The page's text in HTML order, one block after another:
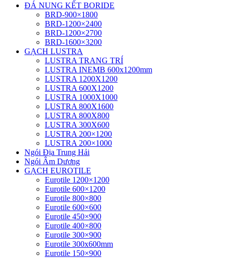
ĐÁ NUNG KẾT BORIDE
BRD-900×1800
BRD-1200×2400
BRD-1200×2700
BRD-1600×3200
GẠCH LUSTRA
LUSTRA TRANG TRÍ
LUSTRA INEMB 600x1200mm
LUSTRA 1200X1200
LUSTRA 600X1200
LUSTRA 1000X1000
LUSTRA 800X1600
LUSTRA 800X800
LUSTRA 300X600
LUSTRA 200×1200
LUSTRA 200×1000
Ngói Địa Trung Hải
Ngói Âm Dương
GẠCH EUROTILE
Eurotile 1200×1200
Eurotile 600×1200
Eurotile 800×800
Eurotile 600×600
Eurotile 450×900
Eurotile 400×800
Eurotile 300×900
Eurotile 300x600mm
Eurotile 150×900